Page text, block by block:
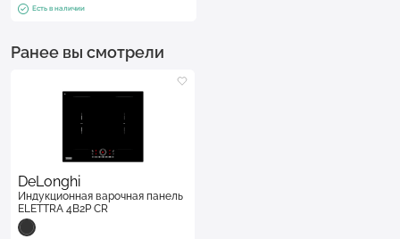
Есть в наличии
Ранее вы смотрели
DeLonghi
Индукционная варочная панель
ELETTRA 4B2P CR